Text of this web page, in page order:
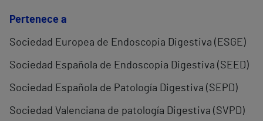
Pertenece a
Sociedad Europea de Endoscopia Digestiva (ESGE)
Sociedad Española de Endoscopia Digestiva (SEED)
Sociedad Española de Patología Digestiva (SEPD)
Sociedad Valenciana de patología Digestiva (SVPD)